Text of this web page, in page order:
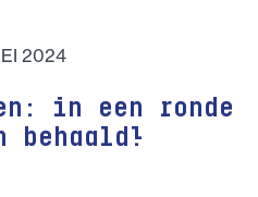
2024
in een ronde
behaald!